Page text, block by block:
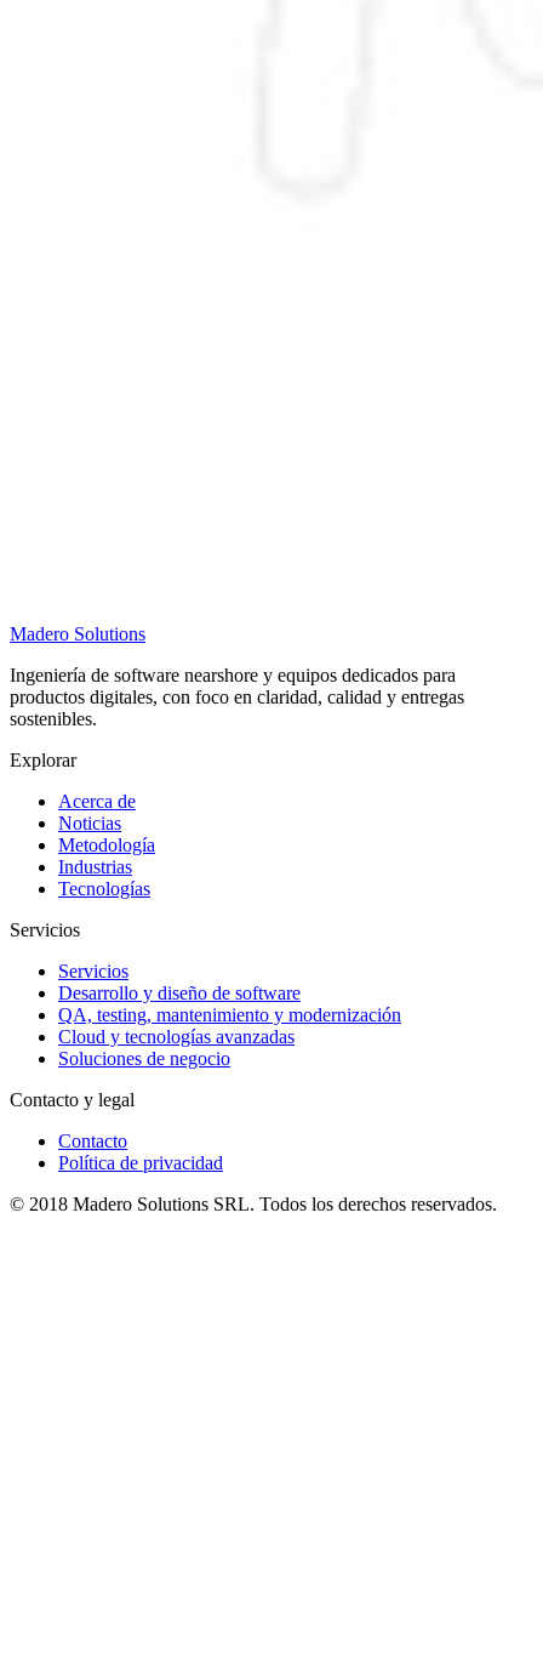
Madero Solutions
Ingeniería de software nearshore y equipos dedicados para
productos digitales, con foco en claridad, calidad y entregas
sostenibles.
Explorar
Acerca de
Noticias
Metodología
Industrias
Tecnologías
Servicios
Servicios
Desarrollo y diseño de software
QA, testing, mantenimiento y modernización
Cloud y tecnologías avanzadas
Soluciones de negocio
Contacto y legal
Contacto
Política de privacidad
© 2018 Madero Solutions SRL. Todos los derechos reservados.